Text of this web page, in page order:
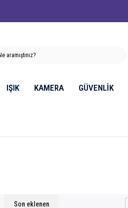
IŞIK KAMERA GÜVENLİK
Son eklenen